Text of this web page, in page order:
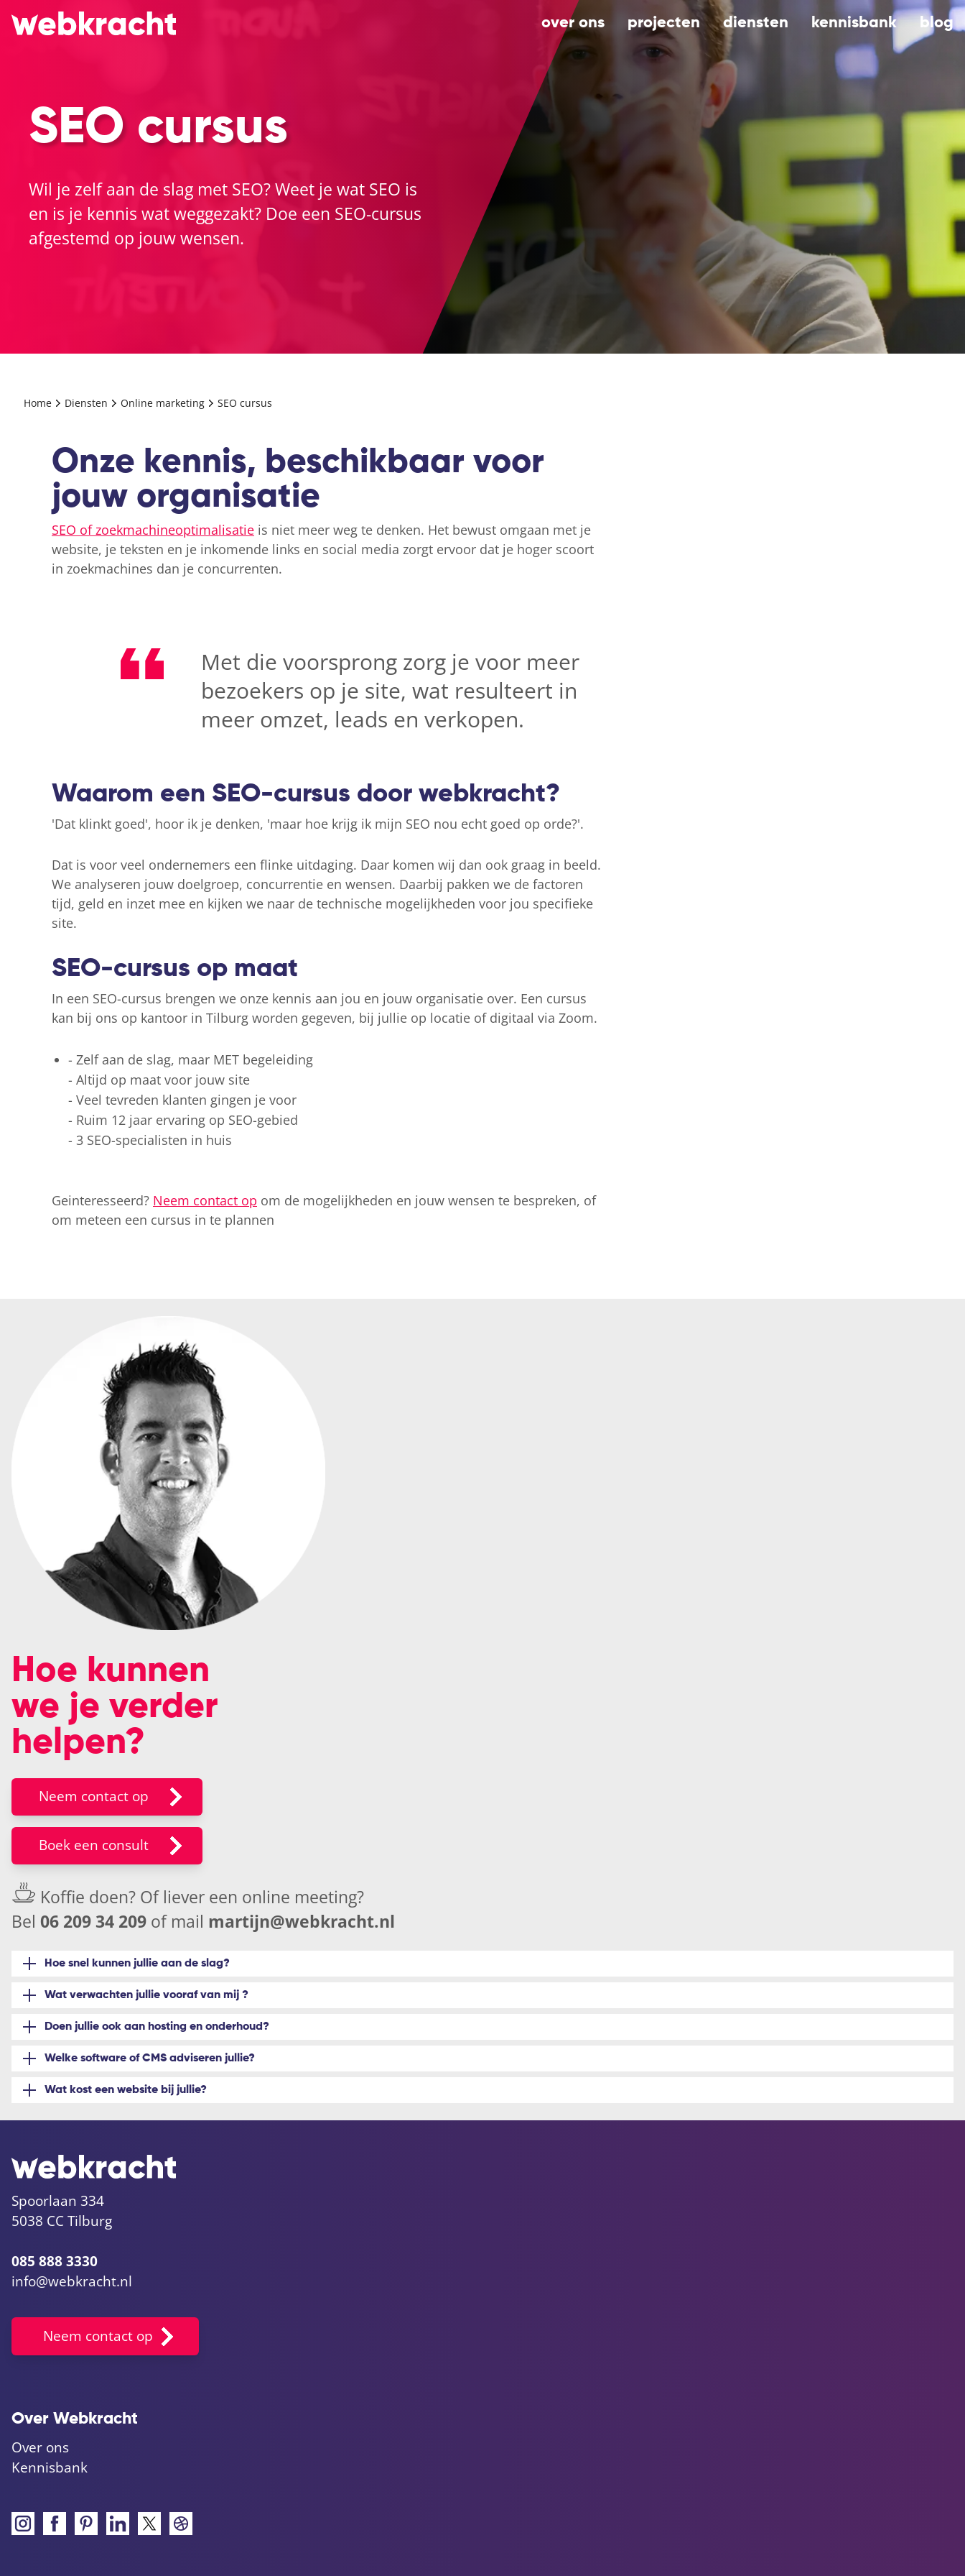
over ons projecten diensten kennisbank blog
SEO cursus
Wil je zelf aan de slag met SEO? Weet je wat SEO is
en is je kennis wat weggezakt? Doe een SEO-cursus
afgestemd op jouw wensen.
Home Diensten Online marketing SEO cursus
Onze kennis, beschikbaar voor
jouw organisatie
SEO of zoekmachineoptimalisatie is niet meer weg te denken. Het bewust omgaan met je
website, je teksten en je inkomende links en social media zorgt ervoor dat je hoger scoort
in zoekmachines dan je concurrenten.
Met die voorsprong zorg je voor meer
bezoekers op je site, wat resulteert in
meer omzet, leads en verkopen.
Waarom een SEO-cursus door webkracht?
'Dat klinkt goed', hoor ik je denken, 'maar hoe krijg ik mijn SEO nou echt goed op orde?'.
Dat is voor veel ondernemers een flinke uitdaging. Daar komen wij dan ook graag in beeld.
We analyseren jouw doelgroep, concurrentie en wensen. Daarbij pakken we de factoren
tijd, geld en inzet mee en kijken we naar de technische mogelijkheden voor jou specifieke
site.
SEO-cursus op maat
In een SEO-cursus brengen we onze kennis aan jou en jouw organisatie over. Een cursus
kan bij ons op kantoor in Tilburg worden gegeven, bij jullie op locatie of digitaal via Zoom.
- Zelf aan de slag, maar MET begeleiding
- Altijd op maat voor jouw site
- Veel tevreden klanten gingen je voor
- Ruim 12 jaar ervaring op SEO-gebied
- 3 SEO-specialisten in huis
Geinteresseerd? Neem contact op om de mogelijkheden en jouw wensen te bespreken, of
om meteen een cursus in te plannen
Hoe kunnen
we je verder
helpen?
Neem contact op
Boek een consult
Koffie doen? Of liever een online meeting?
Bel 06 209 34 209 of mail martijn@webkracht.nl
Hoe snel kunnen jullie aan de slag?
Wat verwachten jullie vooraf van mij ?
Doen jullie ook aan hosting en onderhoud?
Welke software of CMS adviseren jullie?
Wat kost een website bij jullie?
Spoorlaan 334
5038 CC Tilburg
085 888 3330
info@webkracht.nl
Neem contact op
Over Webkracht
Over ons
Kennisbank